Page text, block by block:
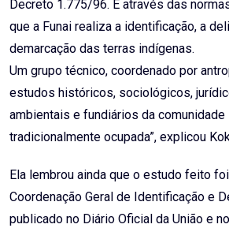
Decreto 1.775/96. É através das
que a Funai realiza a identificação, a
demarcação das terras indígenas.
Um grupo técnico, coordenado por
estudos históricos, sociológicos,
ambientais e fundiários da comunidade
tradicionalmente ocupada”, explicou
Ela lembrou ainda que o estudo feito
Coordenação Geral de Identificação e
publicado no Diário Oficial da União e